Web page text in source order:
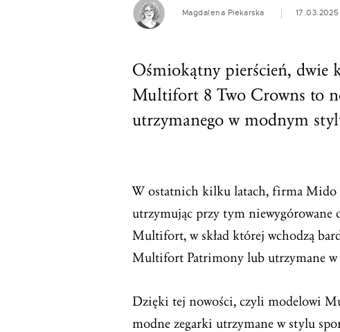
Magdalena Piekarska 17.03.2025
Ośmiokątny pierścień,
Multifort 8 Two Crowns to
utrzymanego w modnym
W ostatnich kilku latach, firma Mido
utrzymując przy tym niewygórowane
Multifort, w skład której wchodzą
Multifort Patrimony lub utrzymane
Dzięki tej nowości, czyli modelowi
modne zegarki utrzymane w stylu